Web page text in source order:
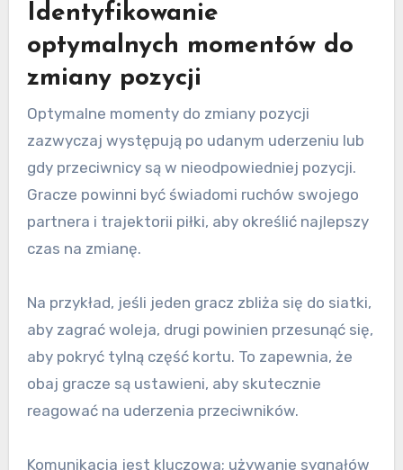
Identyfikowanie
optymalnych momentów do
zmiany pozycji
Optymalne momenty do zmiany pozycji
zazwyczaj występują po udanym uderzeniu lub
gdy przeciwnicy są w nieodpowiedniej pozycji.
Gracze powinni być świadomi ruchów swojego
partnera i trajektorii piłki, aby określić najlepszy
czas na zmianę.
Na przykład, jeśli jeden gracz zbliża się do siatki,
aby zagrać woleja, drugi powinien przesunąć się,
aby pokryć tylną część kortu. To zapewnia, że
obaj gracze są ustawieni, aby skutecznie
reagować na uderzenia przeciwników.
Komunikacja jest kluczowa; używanie sygnałów